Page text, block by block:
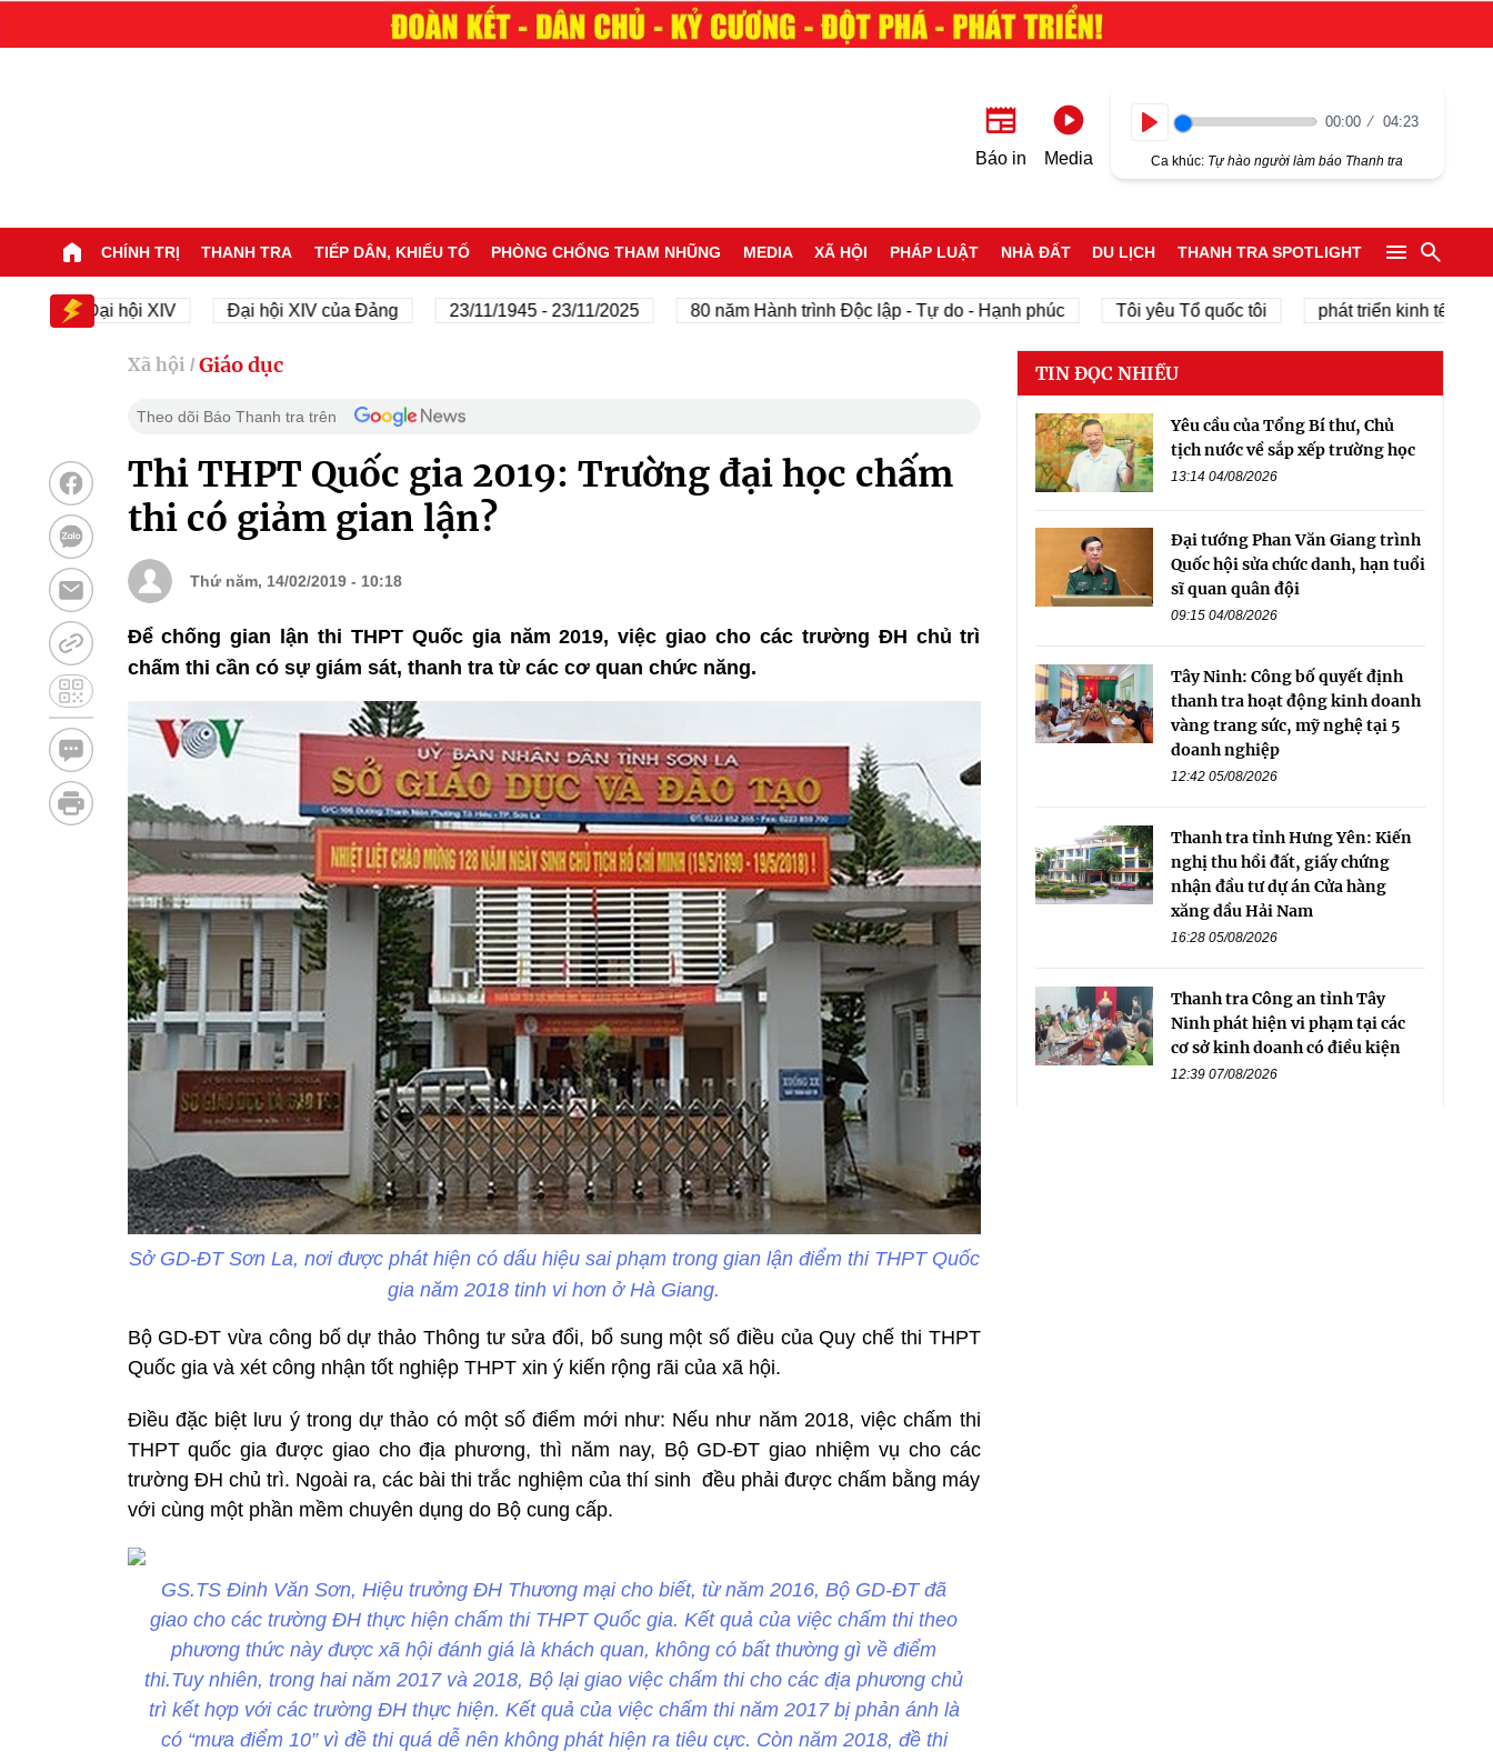
Báo in Media
00:00 04:23
Ca khúc: Tự hào người làm báo Thanh tra
CHÍNH TRỊ THANH TRA TIẾP DÂN, KHIẾU TỐ PHÒNG CHỐNG THAM NHŨNG MEDIA XÃ HỘI PHÁP LUẬT NHÀ ĐẤT DU LỊCH THANH TRA SPOTLIGHT
Đại hội XIV Đại hội XIV của Đảng 23/11/1945 - 23/11/2025 80 năm Hành trình Độc lập - Tự do - Hạnh phúc Tôi yêu Tổ quốc tôi phát triển kinh tế tư nhân
Xã hội / Giáo dục
Theo dõi Báo Thanh tra trên
Thi THPT Quốc gia 2019: Trường đại học chấm
thi có giảm gian lận?
Thứ năm, 14/02/2019 - 10:18
Để chống gian lận thi THPT Quốc gia năm 2019, việc giao cho các trường ĐH chủ trì
chấm thi cần có sự giám sát, thanh tra từ các cơ quan chức năng.
Sở GD-ĐT Sơn La, nơi được phát hiện có dấu hiệu sai phạm trong gian lận điểm thi THPT Quốc
gia năm 2018 tinh vi hơn ở Hà Giang.
Bộ GD-ĐT vừa công bố dự thảo Thông tư sửa đổi, bổ sung một số điều của Quy chế thi THPT
Quốc gia và xét công nhận tốt nghiệp THPT xin ý kiến rộng rãi của xã hội.
Điều đặc biệt lưu ý trong dự thảo có một số điểm mới như: Nếu như năm 2018, việc chấm thi
THPT quốc gia được giao cho địa phương, thì năm nay, Bộ GD-ĐT giao nhiệm vụ cho các
trường ĐH chủ trì. Ngoài ra, các bài thi trắc nghiệm của thí sinh đều phải được chấm bằng máy
với cùng một phần mềm chuyên dụng do Bộ cung cấp.
GS.TS Đinh Văn Sơn, Hiệu trưởng ĐH Thương mại cho biết, từ năm 2016, Bộ GD-ĐT đã
giao cho các trường ĐH thực hiện chấm thi THPT Quốc gia. Kết quả của việc chấm thi theo
phương thức này được xã hội đánh giá là khách quan, không có bất thường gì về điểm
thi.Tuy nhiên, trong hai năm 2017 và 2018, Bộ lại giao việc chấm thi cho các địa phương chủ
trì kết hợp với các trường ĐH thực hiện. Kết quả của việc chấm thi năm 2017 bị phản ánh là
có “mưa điểm 10” vì đề thi quá dễ nên không phát hiện ra tiêu cực. Còn năm 2018, đề thi
TIN ĐỌC NHIỀU
Yêu cầu của Tổng Bí thư, Chủ
tịch nước về sắp xếp trường học
13:14 04/08/2026
Đại tướng Phan Văn Giang trình
Quốc hội sửa chức danh, hạn tuổi
sĩ quan quân đội
09:15 04/08/2026
Tây Ninh: Công bố quyết định
thanh tra hoạt động kinh doanh
vàng trang sức, mỹ nghệ tại 5
doanh nghiệp
12:42 05/08/2026
Thanh tra tỉnh Hưng Yên: Kiến
nghị thu hồi đất, giấy chứng
nhận đầu tư dự án Cửa hàng
xăng dầu Hải Nam
16:28 05/08/2026
Thanh tra Công an tỉnh Tây
Ninh phát hiện vi phạm tại các
cơ sở kinh doanh có điều kiện
12:39 07/08/2026